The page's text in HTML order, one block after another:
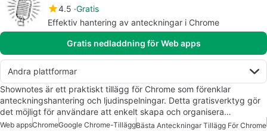
4.5 Gratis
Effektiv hantering av anteckningar i Chrome
Gratis nedladdning för Web apps
Andra plattformar
Shownotes är ett praktiskt tillägg för Chrome som förenklar
anteckningshantering och ljudinspelningar. Detta gratisverktyg gör
det möjligt för användare att enkelt skapa och organisera…
Web appsChromeGoogle Chrome-TilläggBästa Anteckningar Tillägg För Chrome